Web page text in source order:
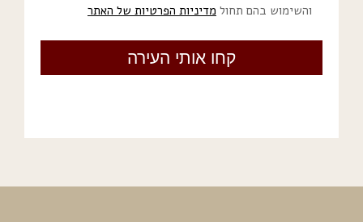
והשימוש בהם תחול מדיניות הפרטיות של האתר